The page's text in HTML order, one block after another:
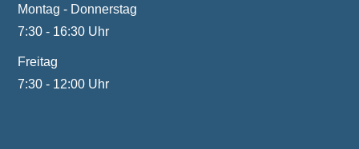
Montag - Donnerstag
7:30 - 16:30 Uhr
Freitag
7:30 - 12:00 Uhr